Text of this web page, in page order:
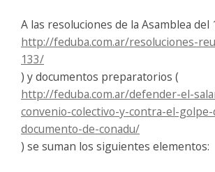
A las resoluciones de la Asamblea del
http://feduba.com.ar/resoluciones-
133/
) y documentos preparatorios (
http://feduba.com.ar/defender-el-
convenio-colectivo-y-contra-el-
documento-de-conadu/
) se suman los siguientes elementos: